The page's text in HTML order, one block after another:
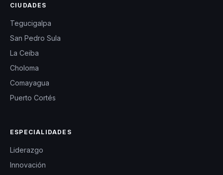
CIUDADES
Tegucigalpa
San Pedro Sula
La Ceiba
Choloma
Comayagua
Puerto Cortés
ESPECIALIDADES
Liderazgo
Innovación